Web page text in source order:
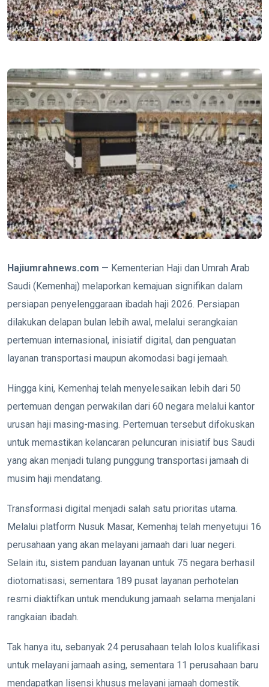
Hajiumrahnews.com — Kementerian Haji dan Umrah Arab
Saudi (Kemenhaj) melaporkan kemajuan signifikan dalam
persiapan penyelenggaraan ibadah haji 2026. Persiapan
dilakukan delapan bulan lebih awal, melalui serangkaian
pertemuan internasional, inisiatif digital, dan penguatan
layanan transportasi maupun akomodasi bagi jemaah.
Hingga kini, Kemenhaj telah menyelesaikan lebih dari 50
pertemuan dengan perwakilan dari 60 negara melalui kantor
urusan haji masing-masing. Pertemuan tersebut difokuskan
untuk memastikan kelancaran peluncuran inisiatif bus Saudi
yang akan menjadi tulang punggung transportasi jamaah di
musim haji mendatang.
Transformasi digital menjadi salah satu prioritas utama.
Melalui platform Nusuk Masar, Kemenhaj telah menyetujui 16
perusahaan yang akan melayani jamaah dari luar negeri.
Selain itu, sistem panduan layanan untuk 75 negara berhasil
diotomatisasi, sementara 189 pusat layanan perhotelan
resmi diaktifkan untuk mendukung jamaah selama menjalani
rangkaian ibadah.
Tak hanya itu, sebanyak 24 perusahaan telah lolos kualifikasi
untuk melayani jamaah asing, sementara 11 perusahaan baru
mendapatkan lisensi khusus melayani jamaah domestik.